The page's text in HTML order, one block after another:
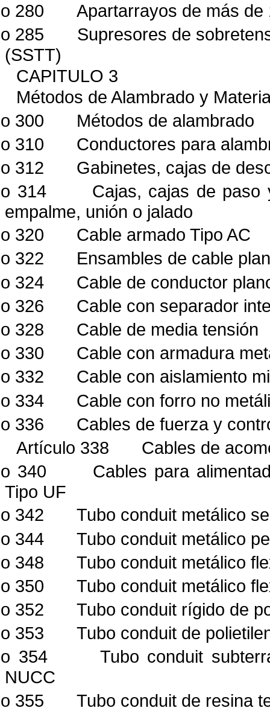
280
Apartarrayos de más de
285
Supresores de
(SSTT)
CAPITULO 3
Métodos de Alambrado y
300
Métodos de alambrado
310
Conductores para
312
Gabinetes, cajas de
314
Cajas, cajas de paso
empalme, unión o jalado
320
Cable armado Tipo AC
322
Ensambles de cable
324
Cable de conductor
326
Cable con separador
328
Cable de media tensión
330
Cable con armadura
332
Cable con aislamiento
334
Cable con forro no
336
Cables de fuerza y
Artículo 338
Cables de
340
Cables para
Tipo UF
342
Tubo conduit metálico
344
Tubo conduit metálico
348
Tubo conduit metálico
350
Tubo conduit metálico
352
Tubo conduit rígido de
353
Tubo conduit de
354
Tubo conduit
NUCC
355
Tubo conduit de resina